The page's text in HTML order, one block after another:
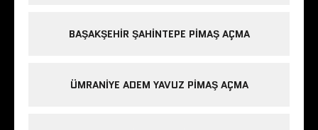
BAŞAKŞEHIR ŞAHINTEPE PIMAŞ AÇMA
ÜMRANIYE ADEM YAVUZ PIMAŞ AÇMA